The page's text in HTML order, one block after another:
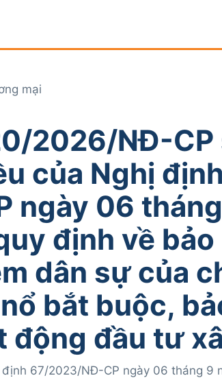
mại
2026/NĐ-CP
của Nghị định
ngày 06
định về
dân sự của
bắt buộc,
động đầu tư
67/2023/NĐ-CР ngày 06 tháng 9